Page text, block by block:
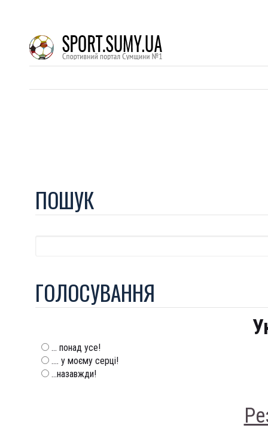
ПОШУК
ГОЛОСУВАННЯ
... понад усе!
.... у моєму серці!
...назавжди!